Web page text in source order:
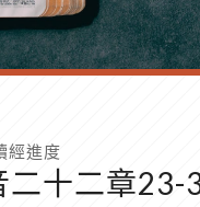
進度
二十二章23-